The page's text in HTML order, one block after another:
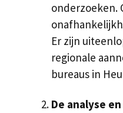
onderzoeken.
Er zijn
regionale
bureaus in
De analyse